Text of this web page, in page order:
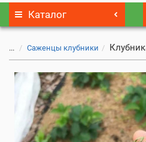
Каталог
... Саженцы клубники